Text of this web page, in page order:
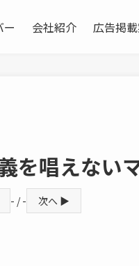
ー 会社紹介 広告掲
を唱えない
- / - 次へ ▶